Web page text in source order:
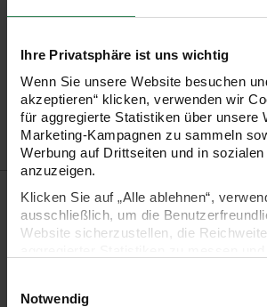
Ihre Privatsphäre ist uns wichtig
Wenn Sie unsere Website besuchen
akzeptieren“ klicken, verwenden wir
für aggregierte Statistiken über unsere
Marketing-Kampagnen zu sammeln
Werbung auf Drittseiten und in
anzuzeigen.
Klicken Sie auf „Alle ablehnen“,
ausschließlich, um die
Website sicherzustellen, die
Ihre Einwilligung ist freiwillig und kann
Notwendig
Größe ca. 2,5x2,5cm
Artikel-Nr.08604.00.38
Bestell-Nr.1702996
Produktbeschreibung
ABC: Die Katze läuft im Schnee. Nicht nur
Schreibanfänger sind die mini MDF-
by me!" ein tolles Bastelmaterial.